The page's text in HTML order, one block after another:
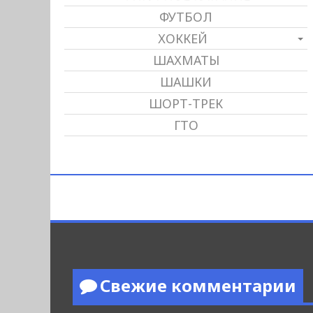
ФУТБОЛ
ХОККЕЙ
ШАХМАТЫ
ШАШКИ
ШОРТ-ТРЕК
ГТО
Свежие комментарии